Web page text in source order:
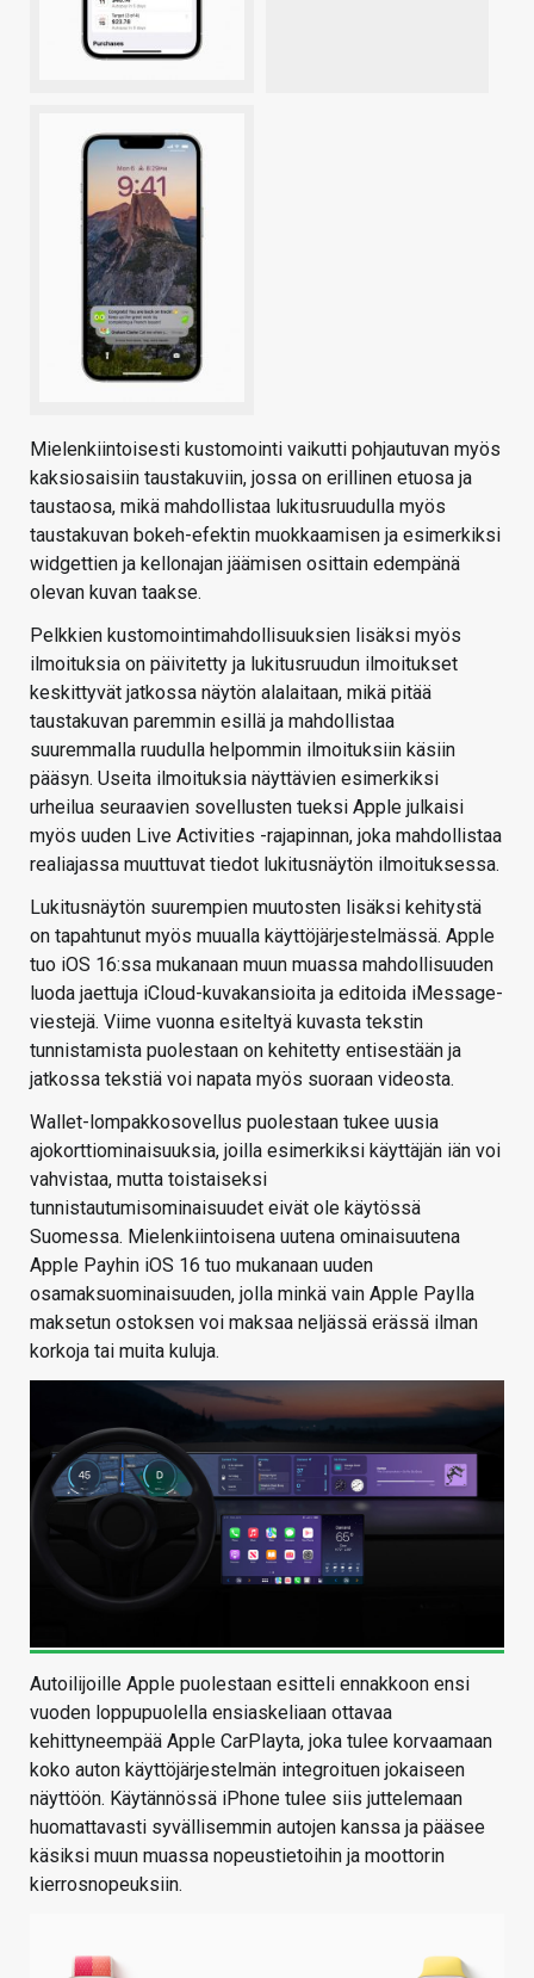
Mielenkiintoisesti kustomointi vaikutti pohjautuvan myös
kaksiosaisiin taustakuviin, jossa on erillinen etuosa ja
taustaosa, mikä mahdollistaa lukitusruudulla myös
taustakuvan bokeh-efektin muokkaamisen ja esimerkiksi
widgettien ja kellonajan jäämisen osittain edempänä
olevan kuvan taakse.
Pelkkien kustomointimahdollisuuksien lisäksi myös
ilmoituksia on päivitetty ja lukitusruudun ilmoitukset
keskittyvät jatkossa näytön alalaitaan, mikä pitää
taustakuvan paremmin esillä ja mahdollistaa
suuremmalla ruudulla helpommin ilmoituksiin käsiin
pääsyn. Useita ilmoituksia näyttävien esimerkiksi
urheilua seuraavien sovellusten tueksi Apple julkaisi
myös uuden Live Activities -rajapinnan, joka mahdollistaa
realiajassa muuttuvat tiedot lukitusnäytön ilmoituksessa.
Lukitusnäytön suurempien muutosten lisäksi kehitystä
on tapahtunut myös muualla käyttöjärjestelmässä. Apple
tuo iOS 16:ssa mukanaan muun muassa mahdollisuuden
luoda jaettuja iCloud-kuvakansioita ja editoida iMessage-
viestejä. Viime vuonna esiteltyä kuvasta tekstin
tunnistamista puolestaan on kehitetty entisestään ja
jatkossa tekstiä voi napata myös suoraan videosta.
Wallet-lompakkosovellus puolestaan tukee uusia
ajokorttiominaisuuksia, joilla esimerkiksi käyttäjän iän voi
vahvistaa, mutta toistaiseksi
tunnistautumisominaisuudet eivät ole käytössä
Suomessa. Mielenkiintoisena uutena ominaisuutena
Apple Payhin iOS 16 tuo mukanaan uuden
osamaksuominaisuuden, jolla minkä vain Apple Paylla
maksetun ostoksen voi maksaa neljässä erässä ilman
korkoja tai muita kuluja.
Autoilijoille Apple puolestaan esitteli ennakkoon ensi
vuoden loppupuolella ensiaskeliaan ottavaa
kehittyneempää Apple CarPlayta, joka tulee korvaamaan
koko auton käyttöjärjestelmän integroituen jokaiseen
näyttöön. Käytännössä iPhone tulee siis juttelemaan
huomattavasti syvällisemmin autojen kanssa ja pääsee
käsiksi muun muassa nopeustietoihin ja moottorin
kierrosnopeuksiin.